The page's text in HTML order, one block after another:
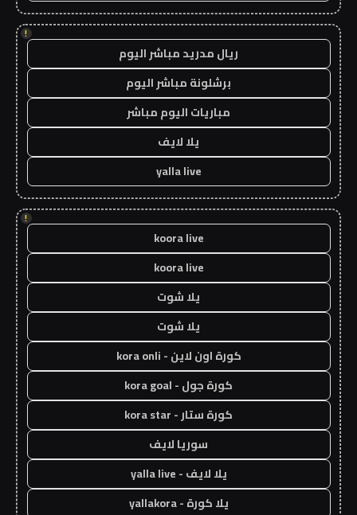
!
ريال مدريد مباشر اليوم
برشلونة مباشر اليوم
مباريات اليوم مباشر
يلا لايف
yalla live
!
koora live
koora live
يلا شوت
يلا شوت
كورة اون لاين - kora onli
كورة جول - kora goal
كورة ستار - kora star
سوريا لايف
يلا لايف - yalla live
يلا كورة - yallakora